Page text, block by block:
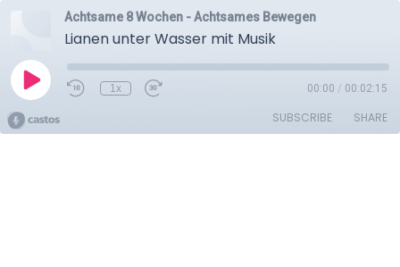
Achtsame 8 Wochen - Achtsames Bewegen
Lianen unter Wasser mit Musik
1x 00:00 / 00:02:15
SUBSCRIBE SHARE